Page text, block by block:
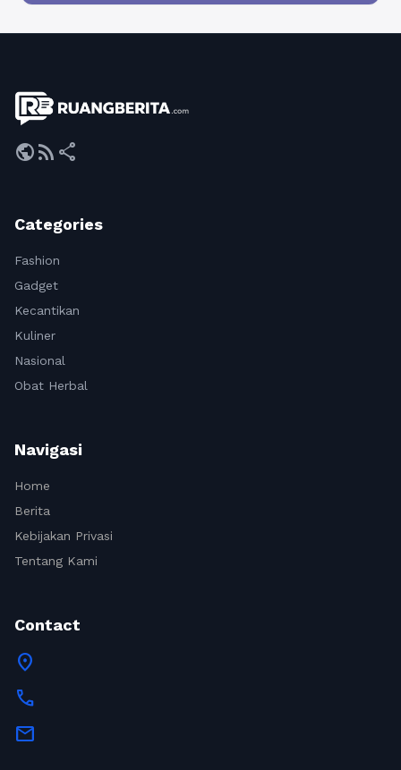
publicrss_feed share
Categories
Fashion
Gadget
Kecantikan
Kuliner
Nasional
Obat Herbal
Navigasi
Home
Berita
Kebijakan Privasi
Tentang Kami
Contact
location_on
call
mail